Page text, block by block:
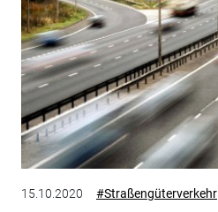
15.10.2020 #Straßengüterverkehr